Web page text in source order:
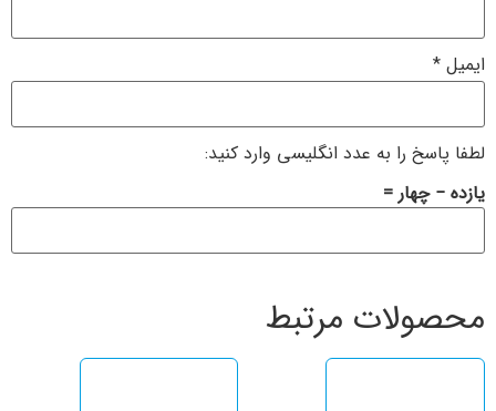
ایمیل *
لطفا پاسخ را به عدد انگلیسی وارد کنید:
یازده − چهار =
محصولات مرتبط